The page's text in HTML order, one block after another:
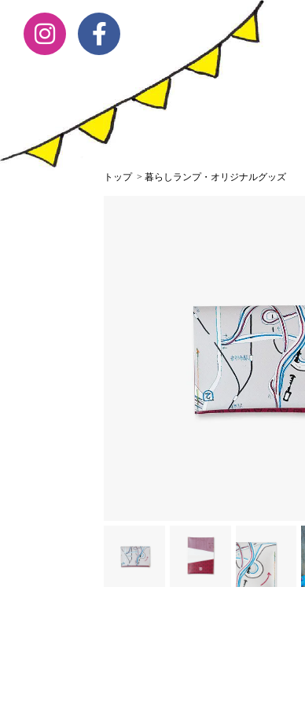
トップ> 暮らしランプ・オリジナルグッズ